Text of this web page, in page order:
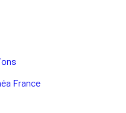
France